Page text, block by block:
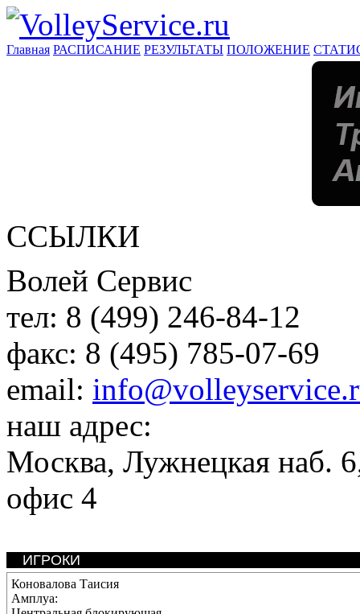
Главная РАСПИСАНИЕ РЕЗУЛЬТАТЫ ПОЛОЖЕНИЕ
ССЫЛКИ
Волей Сервис
тел: 8 (499) 246-84-12
факс: 8 (495) 785-07-69
email:
наш адрес:
Москва, Лужнецкая наб.
офис 4
ИГРОКИ
Коновалова Таисия
Амплуа: